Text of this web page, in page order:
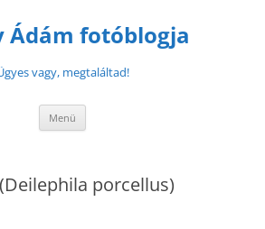
Ádám fotóblogja
vagy, megtaláltad!
Menü
porcellus)